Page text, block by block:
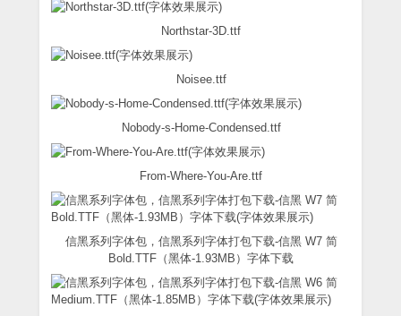
Northstar-3D.ttf
Noisee.ttf
Nobody-s-Home-Condensed.ttf
From-Where-You-Are.ttf
信黑系列字体包，信黑系列字体打包下载-信黑 W7 简
Bold.TTF（黑体-1.93MB）字体下载